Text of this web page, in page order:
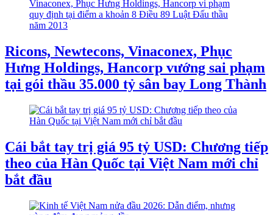
Ricons, Newtecons, Vinaconex, Phục
Hưng Holdings, Hancorp vướng sai phạm
tại gói thầu 35.000 tỷ sân bay Long Thành
Cái bắt tay trị giá 95 tỷ USD: Chương tiếp
theo của Hàn Quốc tại Việt Nam mới chỉ
bắt đầu